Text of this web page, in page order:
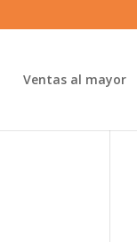
Ventas al mayor